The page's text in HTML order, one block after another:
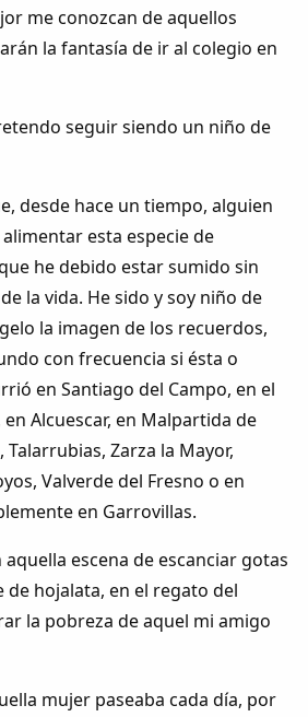
me conozcan de aquellos
la fantasía de ir al colegio en
seguir siendo un niño de
desde hace un tiempo, alguien
esta especie de
he debido estar sumido sin
la vida. He sido y soy niño de
la imagen de los recuerdos,
con frecuencia si ésta o
en Santiago del Campo, en el
Alcuescar, en Malpartida de
Talarrubias, Zarza la Mayor,
Valverde del Fresno o en
en Garrovillas.
escena de escanciar gotas
de hojalata, en el regato del
la pobreza de aquel mi amigo
mujer paseaba cada día, por